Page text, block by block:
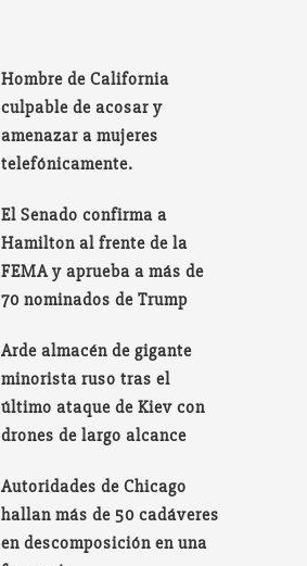
Hombre de California
culpable de acosar y
amenazar a mujeres
telefónicamente.
El Senado confirma a
Hamilton al frente de la
FEMA y aprueba a más de
70 nominados de Trump
Arde almacén de gigante
minorista ruso tras el
último ataque de Kiev con
drones de largo alcance
Autoridades de Chicago
hallan más de 50 cadáveres
en descomposición en una